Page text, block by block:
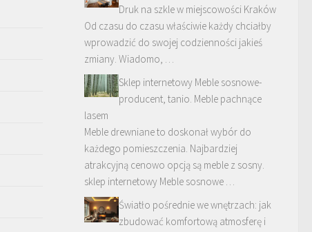
Druk na szkle w miejscowości Kraków
Od czasu do czasu właściwie każdy chciałby
wprowadzić do swojej codzienności jakieś
zmiany. Wiadomo, …
Sklep internetowy Meble sosnowe-
producent, tanio. Meble pachnące
lasem
Meble drewniane to doskonał wybór do
każdego pomieszczenia. Najbardziej
atrakcyjną cenowo opcją są meble z sosny.
sklep internetowy Meble sosnowe …
Światło pośrednie we wnętrzach: jak
zbudować komfortową atmosferę i